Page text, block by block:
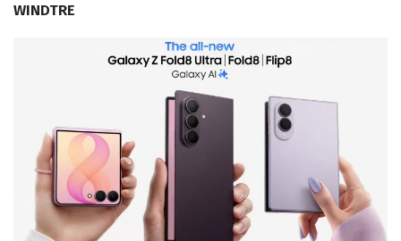
WINDTRE